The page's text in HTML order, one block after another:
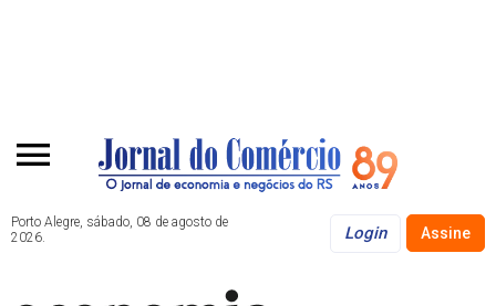
Porto Alegre, sábado, 08 de agosto de
2026.
Login Assine